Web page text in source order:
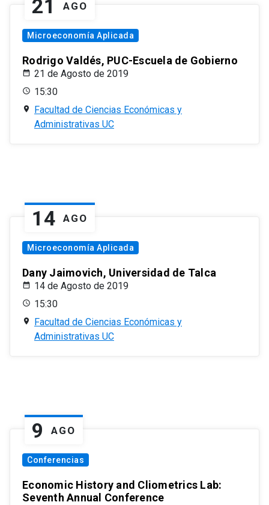
21 AGO
Microeconomía Aplicada
Rodrigo Valdés, PUC-Escuela de Gobierno
21 de Agosto de 2019
15:30
Facultad de Ciencias Económicas y
Administrativas UC
14 AGO
Microeconomía Aplicada
Dany Jaimovich, Universidad de Talca
14 de Agosto de 2019
15:30
Facultad de Ciencias Económicas y
Administrativas UC
9 AGO
Conferencias
Economic History and Cliometrics Lab:
Seventh Annual Conference